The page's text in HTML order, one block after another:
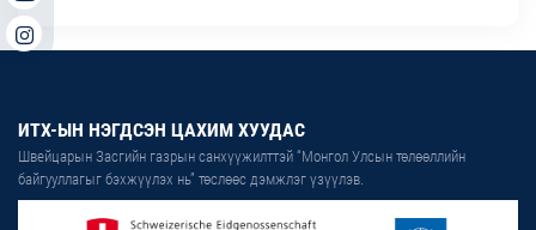
ИТХ-ЫН НЭГДСЭН ЦАХИМ ХУУДАС
Швейцарын Засгийн газрын санхүүжилттэй “Монгол Улсын төлөөллийн
байгууллагыг бэхжүүлэх нь” төслөөс дэмжлэг үзүүлэв.